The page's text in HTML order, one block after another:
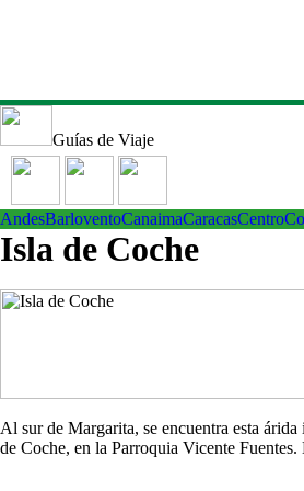
Guías de Viaje
AndesBarloventoCanaimaCaracasCentro
Isla de Coche
Al sur de Margarita, se encuentra esta
de Coche, en la Parroquia Vicente